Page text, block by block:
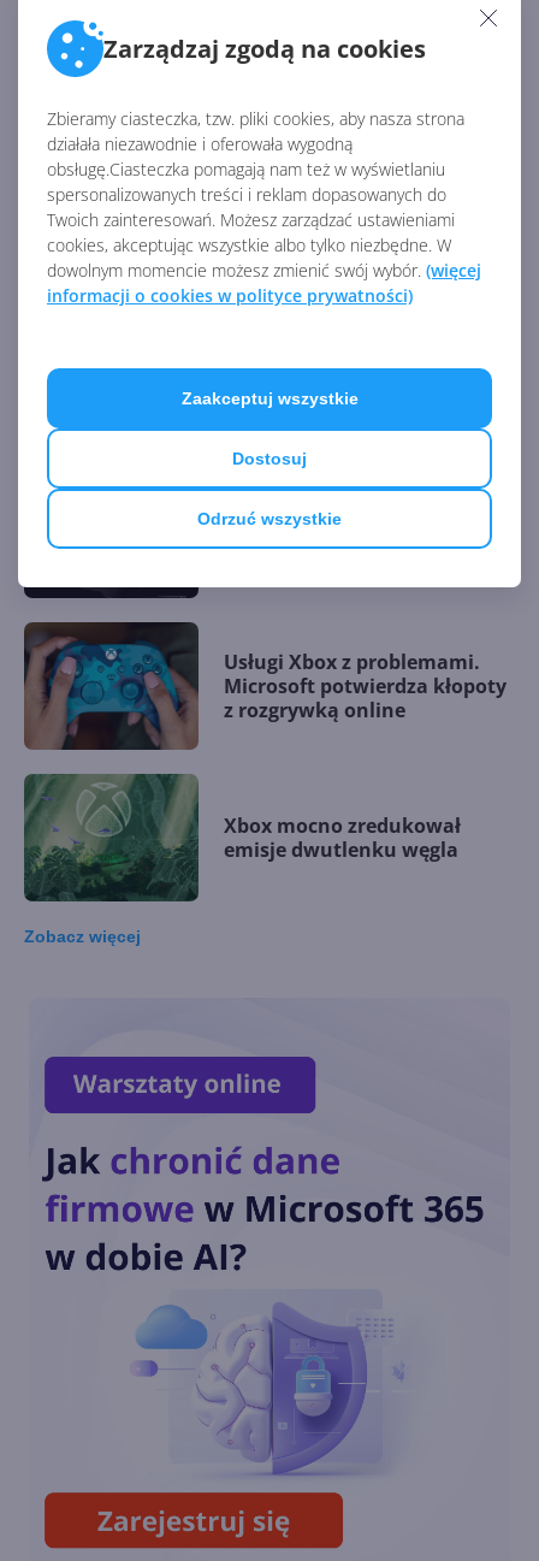
Zarządzaj zgodą na cookies
Zbieramy ciasteczka, tzw. pliki cookies, aby nasza strona
działała niezawodnie i oferowała wygodną
obsługę.Ciasteczka pomagają nam też w wyświetlaniu
spersonalizowanych treści i reklam dopasowanych do
Twoich zainteresowań. Możesz zarządzać ustawieniami
cookies, akceptując wszystkie albo tylko niezbędne. W
dowolnym momencie możesz zmienić swój wybór. (więcej
informacji o cookies w polityce prywatności)
Odrzuć wszystkie
Dostosuj
Zaakceptuj wszystkie
lays-off-1900-employees-from-activision-blizzard-
zenimax-and-xbox/
Źródło:
https://www.neowin.net/news/microsoft-lays-off-
1900-employees-from-activision-blizzard-zenimax-
and-xbox/
AKTUALNOŚCI Z KATEGORII XBOX
aktualizacji Xboksa
Nowy Bezprzewodowy zestaw
słuchawkowy Xbox z Dolby
Usługi Xbox z problemami.
Microsoft potwierdza kłopoty
z rozgrywką online
Xbox mocno zredukował
emisje dwutlenku węgla
znamy już szczegóły
marketingu Xbox w Roblox
Microsoft zamyka studia
odpowiedzialne za Prey,
Redfall i nie tylko
Zobacz więcej